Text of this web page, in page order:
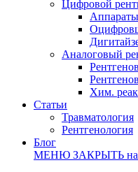
Цифровой
Аналоговый
Хим.
Статьи
Травматология
Рентгенология
Блог
МЕНЮ ЗАКРЫТЬ